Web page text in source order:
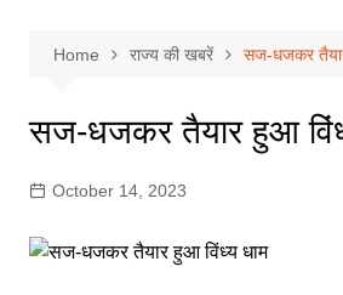
Home राज्य की खबरें सज-धजकर
सज-धजकर तैयार हुआ
October 14, 2023